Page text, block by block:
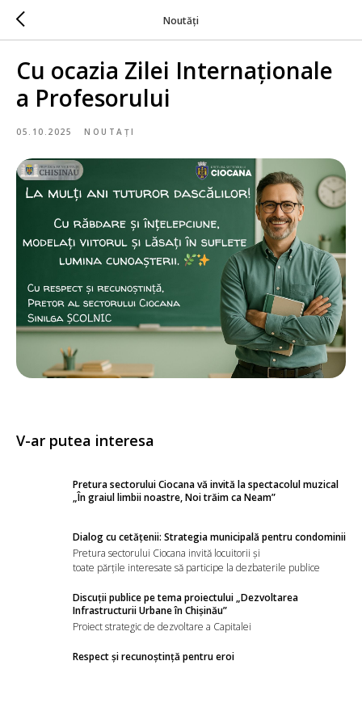
Noutăți
Cu ocazia Zilei Internaționale
a Profesorului
05.10.2025 NOUTAȚI
V-ar putea interesa
Pretura sectorului Ciocana vă invită la spectacolul muzical
„În graiul limbii noastre, Noi trăim ca Neam”
Dialog cu cetățenii: Strategia municipală pentru condominii
Pretura sectorului Ciocana invită locuitorii și
toate părțile interesate să participe la dezbaterile publice
Discuții publice pe tema proiectului „Dezvoltarea
Infrastructurii Urbane în Chișinău”
Proiect strategic de dezvoltare a Capitalei
Respect și recunoștință pentru eroi